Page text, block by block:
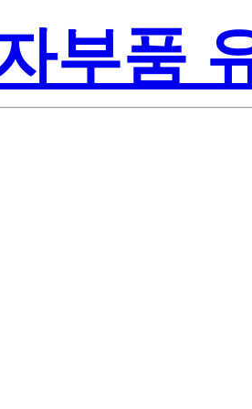
부품